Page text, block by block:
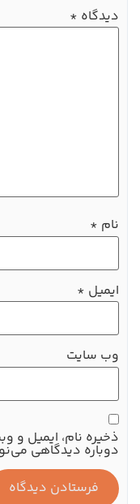
دیدگاه *
نام *
ایمیل *
وب‌ سایت
ذخیره نام، ایمیل و
دوباره دیدگاهی